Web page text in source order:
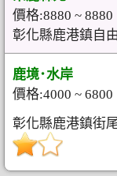
價格:8880 ~ 8880
彰化縣鹿港鎮自
鹿境･水岸
價格:4000 ~ 6800
彰化縣鹿港鎮街